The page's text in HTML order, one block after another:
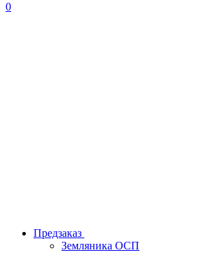
0
Предзаказ
Земляника ОСП